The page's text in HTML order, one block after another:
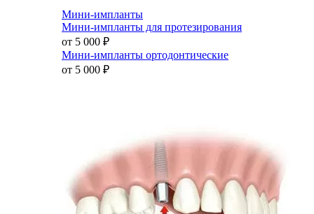
Мини-импланты
Мини-импланты для протезирования
от 5 000 ₽
Мини-импланты ортодонтические
от 5 000 ₽